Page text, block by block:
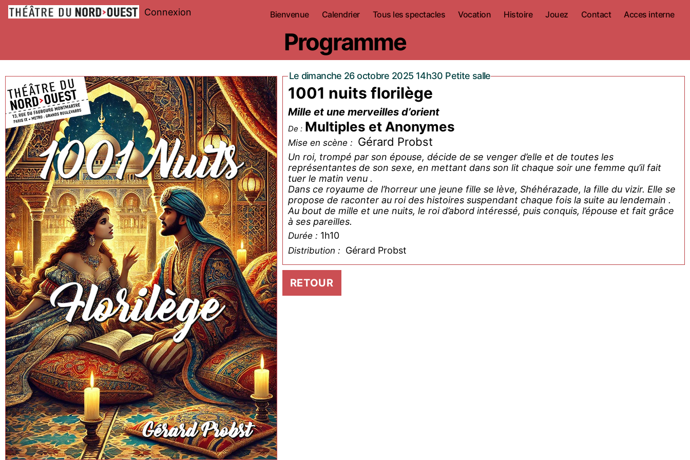
Connexion Bienvenue Calendrier Tous les spectacles Vocation Histoire Jouez Contact Acces interne
Programme
Le dimanche 26 octobre 2025 14h30 Petite salle
1001 nuits florilège
Mille et une merveilles d’orient
De : Multiples et Anonymes
Mise en scène : Gérard Probst
Un roi, trompé par son épouse, décide de se venger d’elle et de toutes les
représentantes de son sexe, en mettant dans son lit chaque soir une femme qu’il fait
tuer le matin venu .
Dans ce royaume de l’horreur une jeune fille se lève, Shéhérazade, la fille du vizir. Elle se
propose de raconter au roi des histoires suspendant chaque fois la suite au lendemain .
Au bout de mille et une nuits, le roi d’abord intéressé, puis conquis, l’épouse et fait grâce
à ses pareilles.
Durée : 1h10
Distribution : Gérard Probst